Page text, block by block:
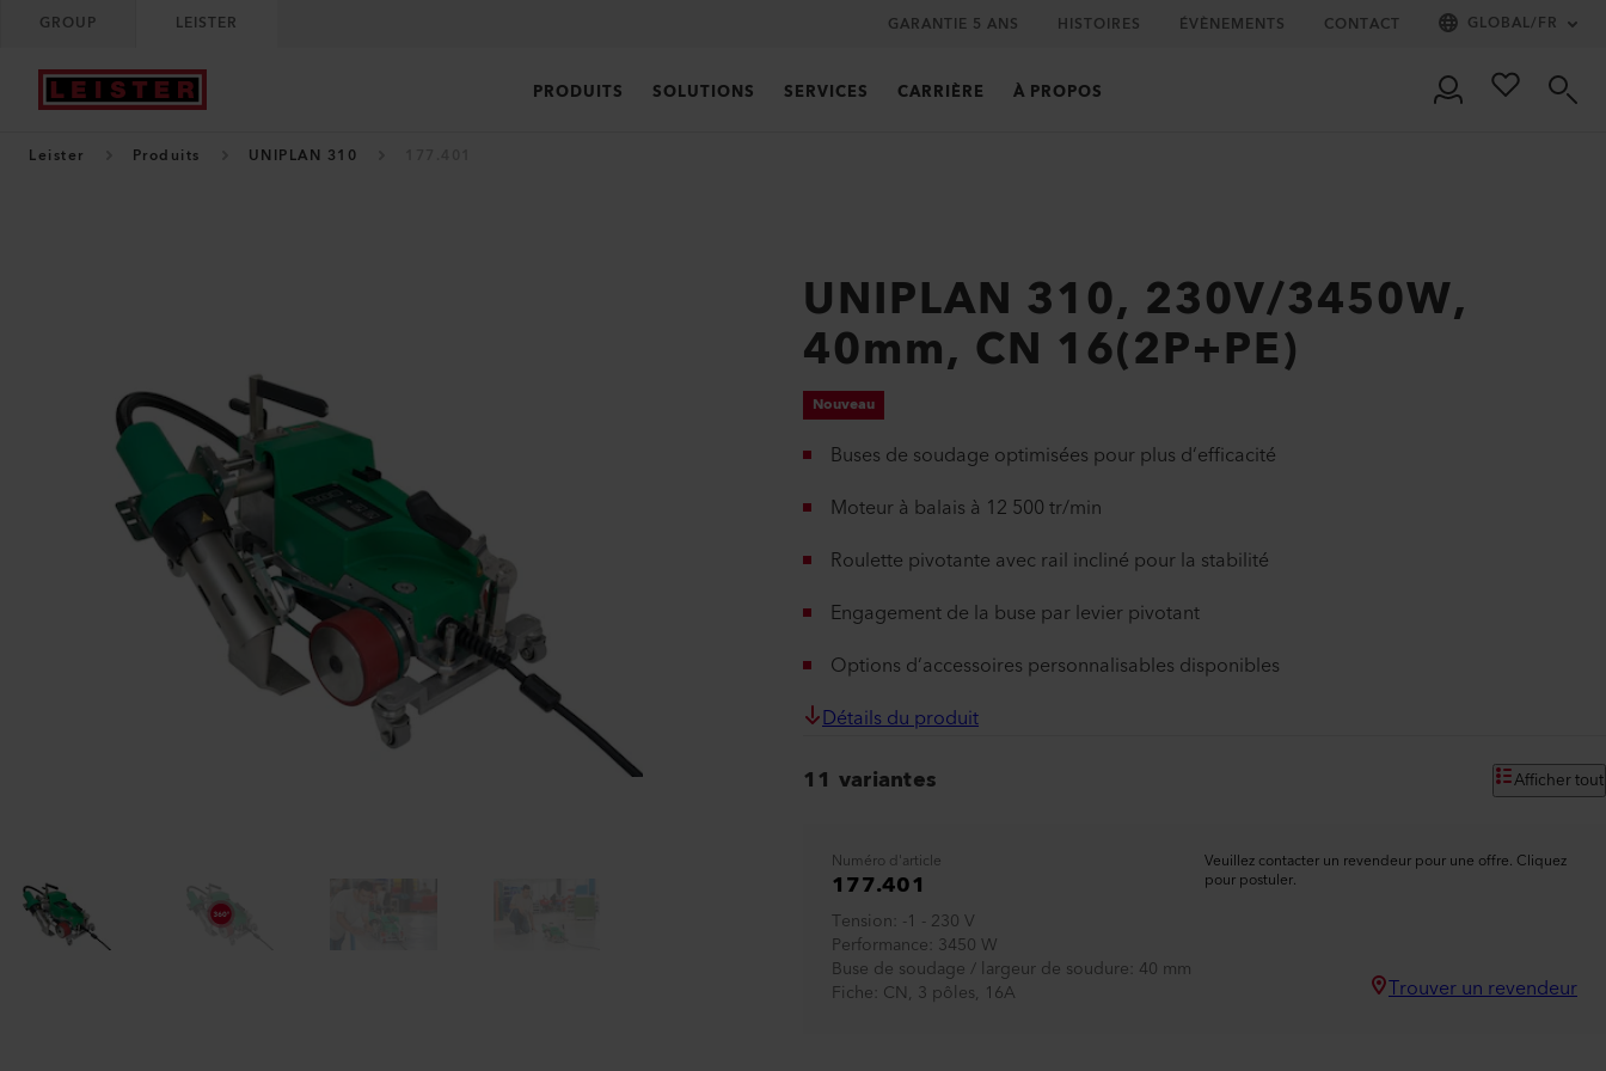
GROUP LEISTER GARANTIE 5 ANS HISTOIRES ÉVÈNEMENTS CONTACT GLOBAL/FR
PRODUITS SOLUTIONS SERVICES CARRIÈRE À PROPOS
Leister Produits UNIPLAN 310
UNIPLAN 310, 230V/3450W,
40mm, CN 16(2P+PE)
Nouveau
Buses de soudage optimisées pour plus d‘efficacité
Moteur à balais à 12 500 tr/min
Roulette pivotante avec rail incliné pour la stabilité
Engagement de la buse par levier pivotant
Options d‘accessoires personnalisables disponibles
Détails du produit
11 variantes Afficher tout
Numéro d'article
177.401
Tension -1 - 230 V
Performance 3450 W
Buse de soudage / largeur de soudure 40 mm
Fiche CN, 3 pôles, 16A
Veuillez contacter un revendeur pour une offre. Cliquez
pour postuler.
Trouver un revendeur